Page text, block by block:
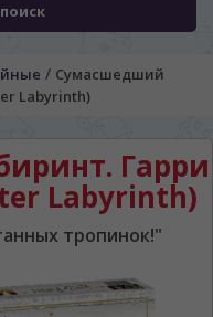
/ Сумасшедший
Labyrinth)
Гарри
Labyrinth)
тропинок!"